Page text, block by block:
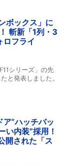
ボックス」に
斬新「1列・3
ロフライ
シリーズ」の先
と発表しました。
ア”ハッチバッ
い内装”採用！
開された「ス